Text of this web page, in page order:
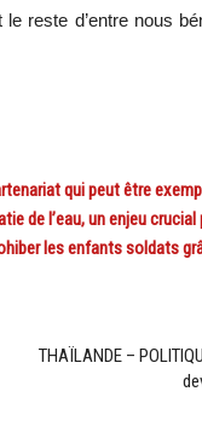
reste d’entre nous
qui peut être
de l’eau, un enjeu
les enfants soldats
THAÏLANDE –